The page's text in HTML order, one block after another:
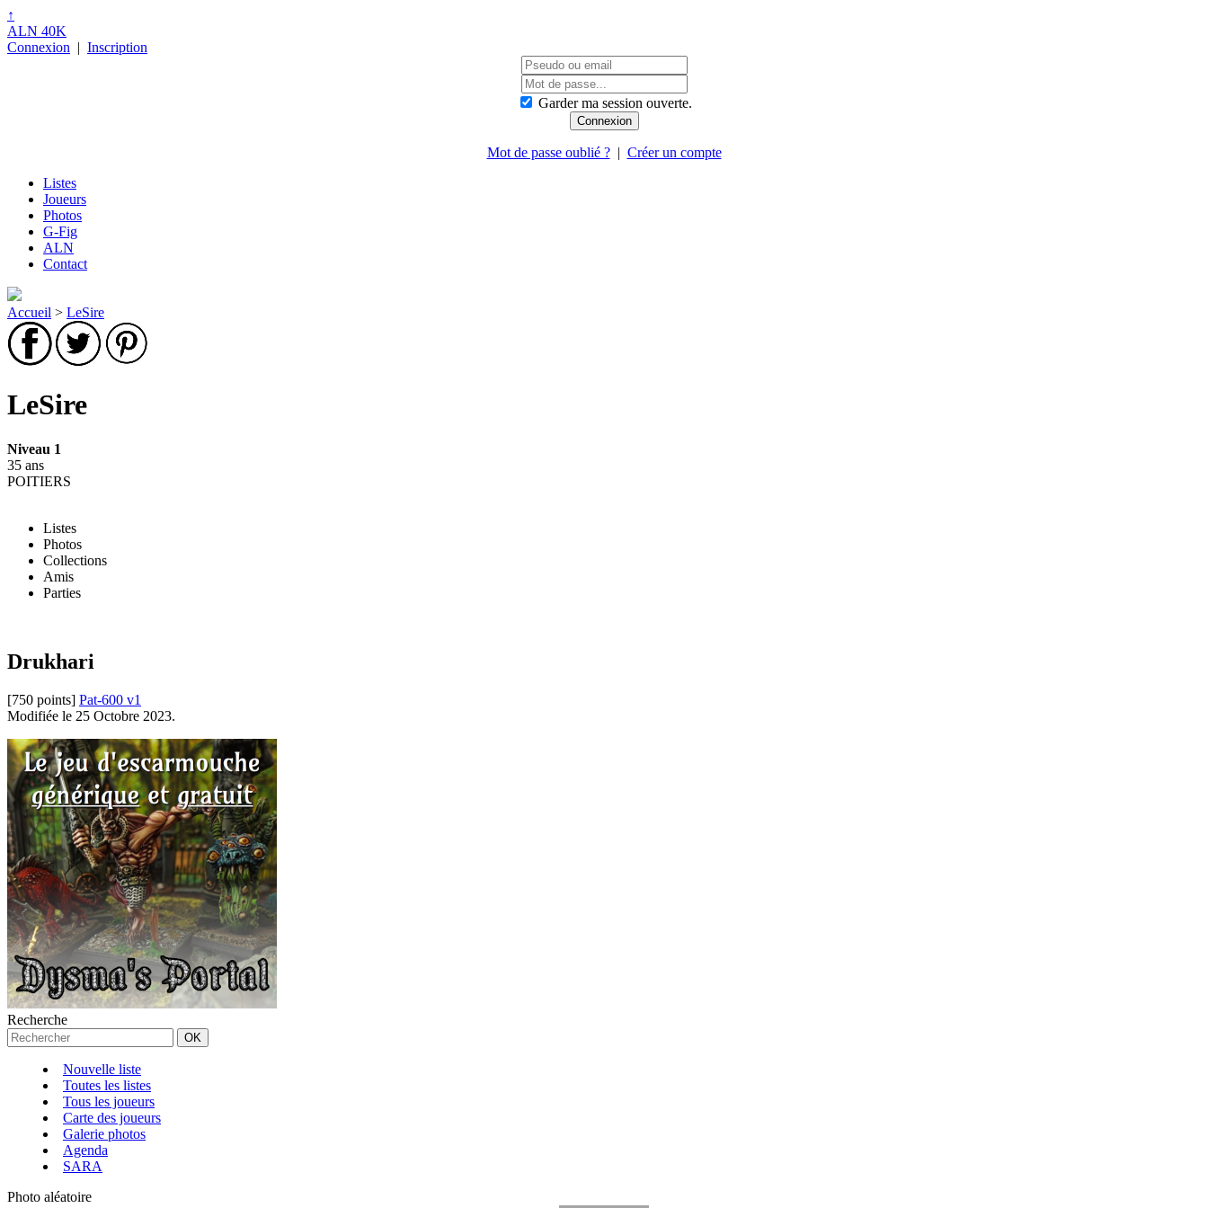
↑
ALN 40K
Connexion | Inscription
Garder ma session ouverte.
Mot de passe oublié ?| Créer un compte
Listes
Joueurs
Photos
G-Fig
ALN
Contact
Accueil > LeSire
LeSire
Niveau 1
35 ans
POITIERS
Listes
Photos
Collections
Amis
Parties
Drukhari
[750 points] Pat-600 v1
Modifiée le 25 Octobre 2023.
Recherche
Nouvelle liste
Toutes les listes
Tous les joueurs
Carte des joueurs
Galerie photos
Agenda
SARA
Photo aléatoire